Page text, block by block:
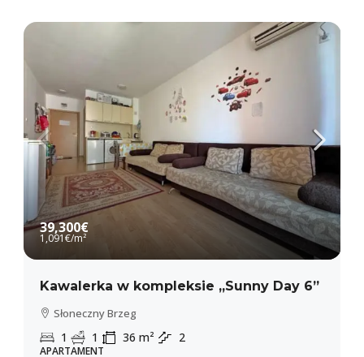
WIĘCEJ INFORMACJI
39,300€
1,091€/m²
Kawalerka w kompleksie „Sunny Day 6”
Słoneczny Brzeg
1 1 36 m² 2
APARTAMENT